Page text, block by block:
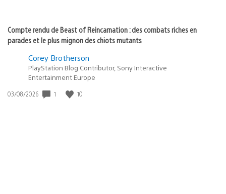
Compte rendu de Beast of Reincarnation : des combats riches en
parades et le plus mignon des chiots mutants
Corey Brotherson
PlayStation Blog Contributor, Sony Interactive
Entertainment Europe
Date
03/08/2026 1 10